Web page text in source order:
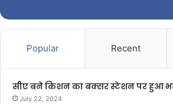
Popular Recent
सीए बने किशन का बक्सर स्टेशन पर हुआ
July 22, 2024